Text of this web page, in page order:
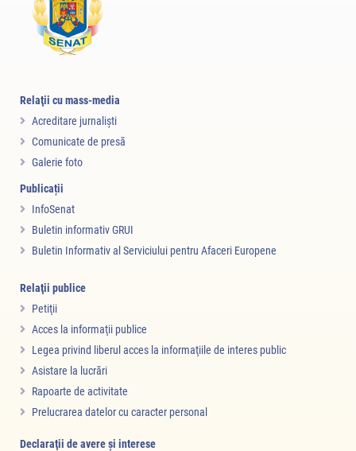
Relaţii cu mass-media
Acreditare jurnalişti
Comunicate de presă
Galerie foto
Publicații
InfoSenat
Buletin informativ GRUI
Buletin Informativ al Serviciului pentru Afaceri Europene
Relaţii publice
Petiţii
Acces la informaţii publice
Legea privind liberul acces la informaţiile de interes public
Asistare la lucrări
Rapoarte de activitate
Prelucrarea datelor cu caracter personal
Declaraţii de avere şi interese